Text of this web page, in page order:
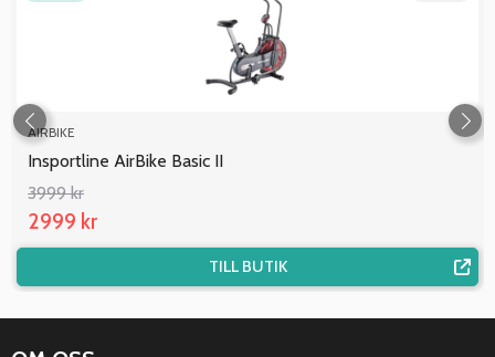
AIRBIKE
Insportline AirBike Basic II
3999 kr
2999 kr
TILL BUTIK